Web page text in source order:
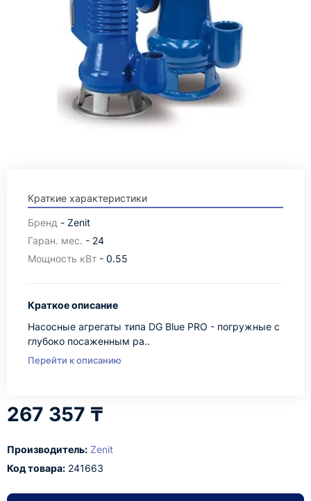
Краткие характеристики
Бренд - Zenit
Гаран. мес. - 24
Мощность кВт - 0.55
Краткое описание
Насосные агрегаты типа DG Blue PRO - погружные с
глубоко посаженным ра..
Перейти к описанию
267 357 ₸
Производитель: Zenit
Код товара: 241663